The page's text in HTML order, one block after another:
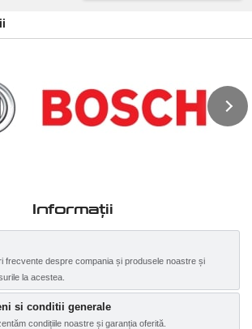
Informații
frecvente despre compania și produsele noastre și
la acestea.
si conditii generale
condițiile noastre și garanția oferită.